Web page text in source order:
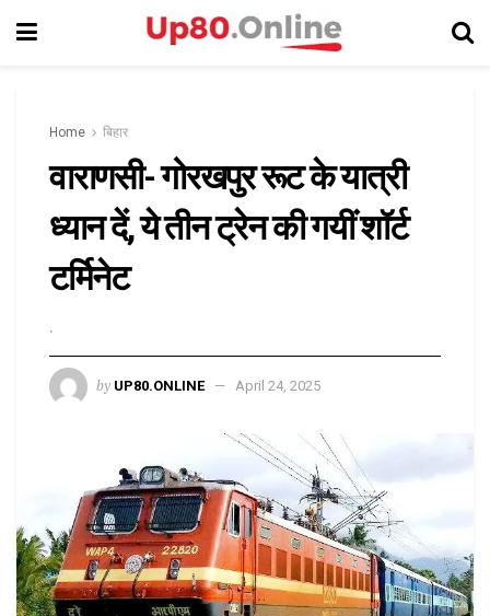
Home बिहार
वाराणसी- गोरखपुर रूट के यात्री
ध्यान दें, ये तीन ट्रेन की गयीं शॉर्ट
टर्मिनेट
.
by UP80.ONLINE April 24, 2025